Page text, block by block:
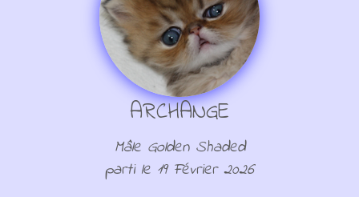
ARCHANGE
Mâle Golden Shaded
parti le 19 Février 2026